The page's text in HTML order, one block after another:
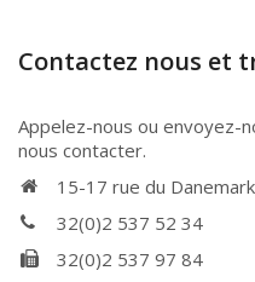
Contactez nous et
Appelez-nous ou envoyez-
nous contacter.
15-17 rue du
32(0)2 537 52 34
32(0)2 537 97 84